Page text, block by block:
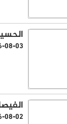
08-03
08-02